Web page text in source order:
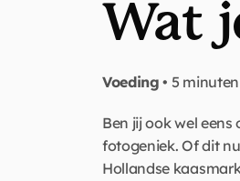
Wat
Voeding • 5
Ben jij ook wel
fotogeniek. Of dit
Hollandse